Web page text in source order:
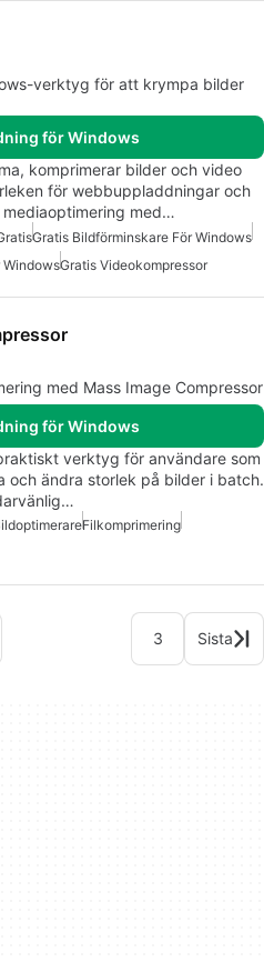
verktyg för att krympa bilder
för Windows
komprimerar bilder och video
för webbuppladdningar och
med…
Gratis Bildförminskare För Windows
WindowsGratis Videokompressor
med Mass Image Compressor
för Windows
verktyg för användare som
och ändra storlek på bilder i batch.
Filkomprimering
3 Sista